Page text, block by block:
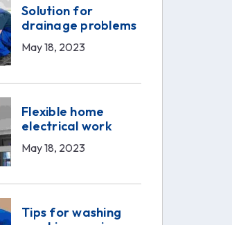
Solution for
drainage problems
May 18, 2023
Flexible home
electrical work
May 18, 2023
Tips for washing